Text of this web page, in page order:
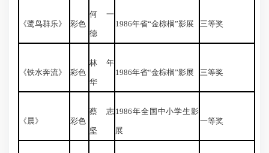
《鹭鸟群乐》 彩色
何一
德
1986年省“金棕榈”影展 三等奖
《铁水奔流》 彩色
林年
华
1986年省“金棕榈”影展 三等奖
《晨》 彩色
蔡志
坚
1986年全国中小学生影
展
一等奖